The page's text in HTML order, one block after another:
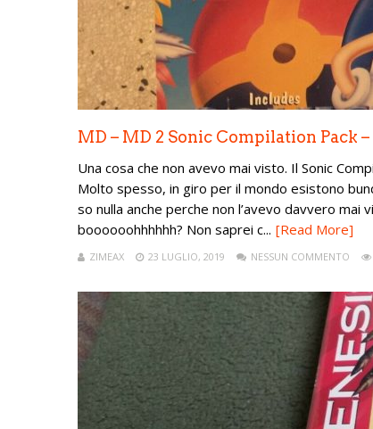
MD – MD 2 Sonic Compilation Pack
Una cosa che non avevo mai visto. Il Sonic
Molto spesso, in giro per il mondo esistono
so nulla anche perche non l’avevo davvero
boooooohhhhhh? Non saprei c... [Read More]
ZIMEAX 23 LUGLIO, 2019 NESSUN COMMENTO